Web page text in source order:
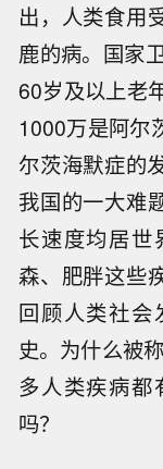
出，人类食用
鹿的病。国家
60岁及以上老
1000万是阿尔
尔茨海默症的
我国的一大难
长速度均居世
森、肥胖这些
回顾人类社会
史。为什么被
多人类疾病都
吗？